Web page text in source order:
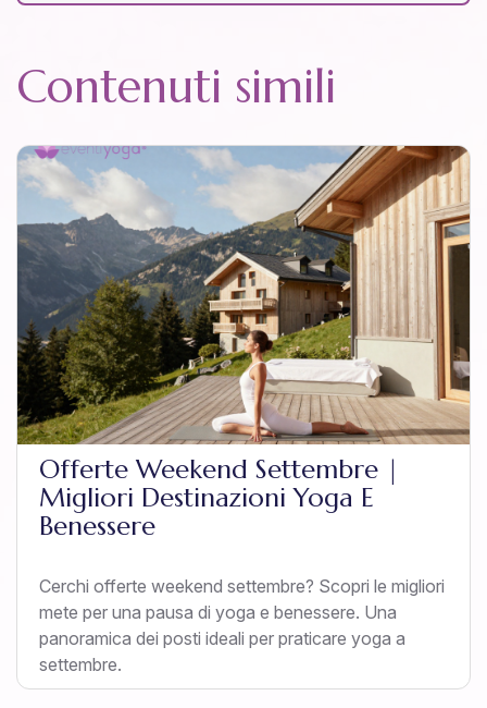
Contenuti simili
Offerte Weekend Settembre |
Migliori Destinazioni Yoga E
Benessere
Cerchi offerte weekend settembre? Scopri le migliori
mete per una pausa di yoga e benessere. Una
panoramica dei posti ideali per praticare yoga a
settembre.